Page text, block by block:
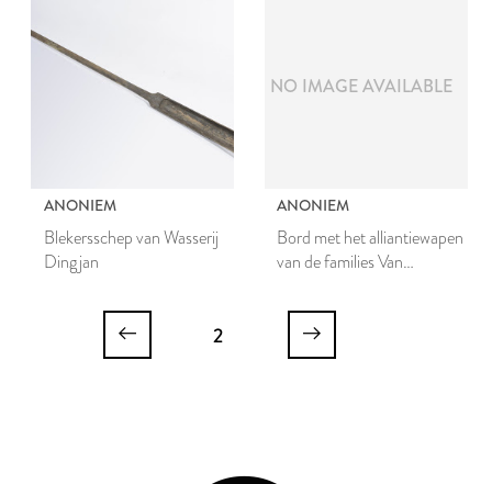
ANONIEM
Blekersschep van Wasserij
Dingjan
NO IMAGE AVAILABLE
ANONIEM
Bord met het alliantiewapen
van de families Van
2